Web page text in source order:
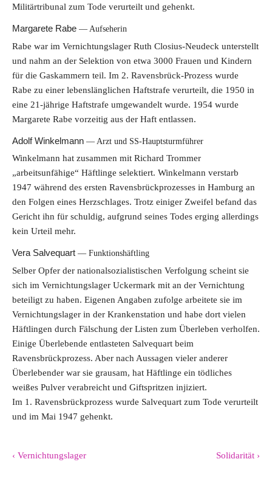
Militärtribunal zum Tode verurteilt und gehenkt.
Margarete Rabe Aufseherin
Rabe war im Vernichtungslager Ruth Closius-Neudeck unterstellt
und nahm an der Selektion von etwa 3000 Frauen und Kindern
für die Gaskammern teil. Im 2. Ravensbrück-Prozess wurde
Rabe zu einer lebenslänglichen Haftstrafe verurteilt, die 1950 in
eine 21-jährige Haftstrafe umgewandelt wurde. 1954 wurde
Margarete Rabe vorzeitig aus der Haft entlassen.
Adolf Winkelmann Arzt und SS-Hauptsturmführer
Winkelmann hat zusammen mit Richard Trommer
„arbeitsunfähige“ Häftlinge selektiert. Winkelmann verstarb
1947 während des ersten Ravensbrückprozesses in Hamburg an
den Folgen eines Herzschlages. Trotz einiger Zweifel befand das
Gericht ihn für schuldig, aufgrund seines Todes erging allerdings
kein Urteil mehr.
Vera Salvequart Funktionshäftling
Selber Opfer der nationalsozialistischen Verfolgung scheint sie
sich im Vernichtungslager Uckermark mit an der Vernichtung
beteiligt zu haben. Eigenen Angaben zufolge arbeitete sie im
Vernichtungslager in der Krankenstation und habe dort vielen
Häftlingen durch Fälschung der Listen zum Überleben verholfen.
Einige Überlebende entlasteten Salvequart beim
Ravensbrückprozess. Aber nach Aussagen vieler anderer
Überlebender war sie grausam, hat Häftlinge ein tödliches
weißes Pulver verabreicht und Giftspritzen injiziert.
Im 1. Ravensbrückprozess wurde Salvequart zum Tode verurteilt
und im Mai 1947 gehenkt.
‹ Vernichtungslager Solidarität ›